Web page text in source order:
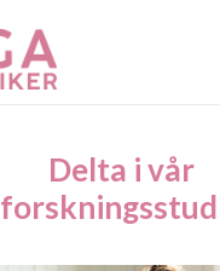
Delta i vår